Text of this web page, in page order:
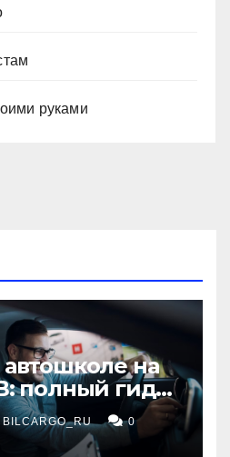
руками
на
полный гид
водителей
BILCARGO_RU 0